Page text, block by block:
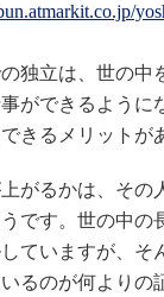
独立は、世の
ができるように
きるメリットが
がるかは、そ
です。世の中の
ていますが、そ
るのが何よりの